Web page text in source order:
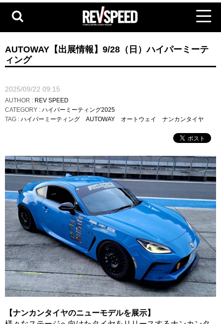
AUTOWAY【出展情報】9/28（日）ハイパーミーテ
ィング
2025/09/22 09:15
AUTHOR : REV SPEED
CATEGORY : ハイパーミーティング2025
TAG : ハイパーミーティング AUTOWAY オートウェイ ナンカンタイヤ
【ナンカンタイヤのニューモデルを展示】